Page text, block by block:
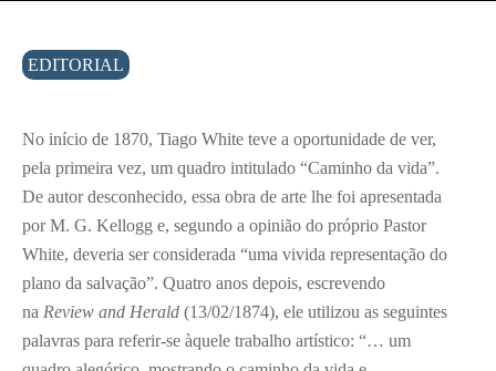
EDITORIAL
No início de 1870, Tiago White teve a oportunidade de ver,
pela primeira vez, um quadro intitulado “Caminho da vida”.
De autor desconhecido, essa obra de arte lhe foi apresentada
por M. G. Kellogg e, segundo a opinião do próprio Pastor
White, deveria ser considerada “uma vivida representação do
plano da salvação”. Quatro anos depois, escrevendo
na Review and Herald (13/02/1874), ele utilizou as seguintes
palavras para referir-se àquele trabalho artístico: “… um